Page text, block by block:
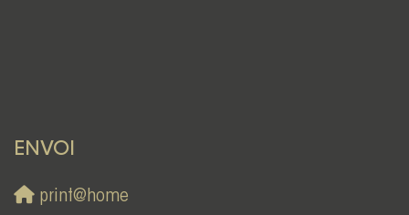
ENVOI
print@home